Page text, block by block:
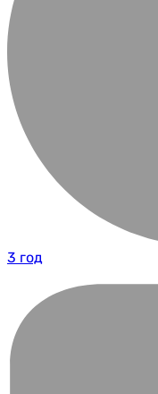
3 год